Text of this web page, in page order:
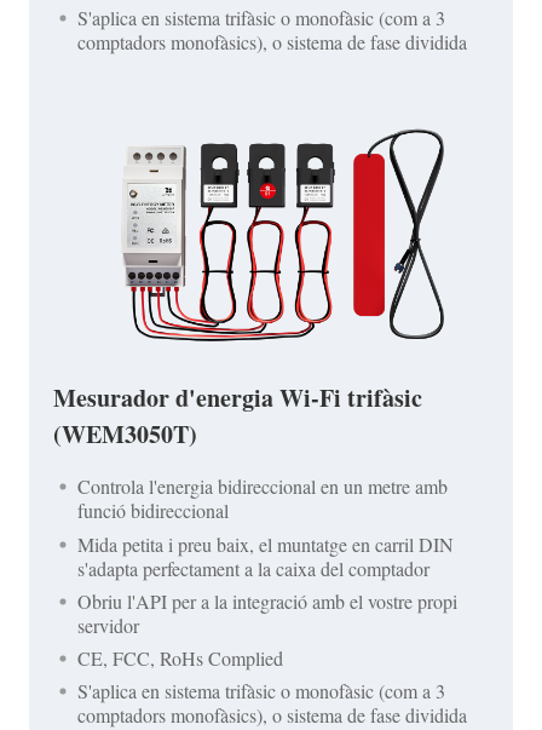
S'aplica en sistema trifàsic o monofàsic (com a 3
comptadors monofàsics), o sistema de fase dividida
Mesurador d'energia Wi-Fi trifàsic
(WEM3050T)
Controla l'energia bidireccional en un metre amb
funció bidireccional
Mida petita i preu baix, el muntatge en carril DIN
s'adapta perfectament a la caixa del comptador
Obriu l'API per a la integració amb el vostre propi
servidor
CE, FCC, RoHs Complied
S'aplica en sistema trifàsic o monofàsic (com a 3
comptadors monofàsics), o sistema de fase dividida